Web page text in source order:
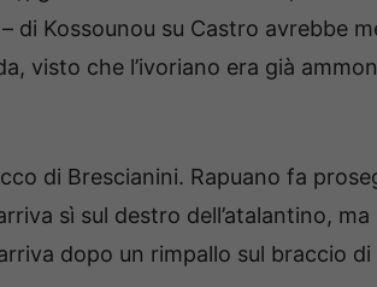
di Kossounou su Castro avrebbe
visto che l’ivoriano era già
di Brescianini. Rapuano fa
sì sul destro dell’atalantino, ma
dopo un rimpallo sul braccio di